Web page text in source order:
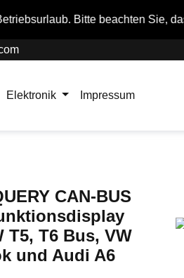
Sie, dass in diesem
Elektronik Impressum
CAN-BUS
T5, T6 Bus, VW
und Audi A6